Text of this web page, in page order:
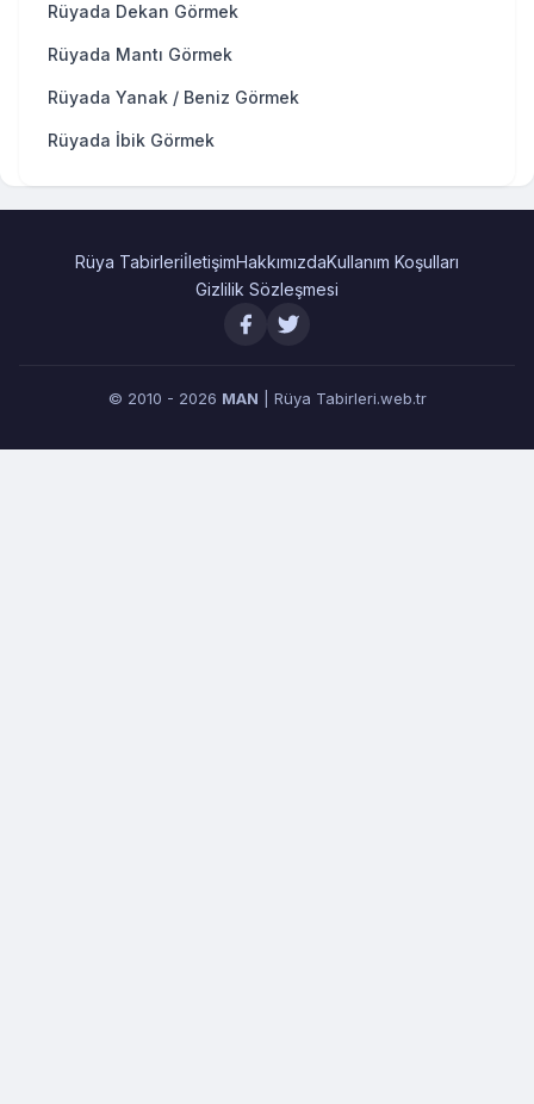
Rüyada Dekan Görmek
Rüyada Mantı Görmek
Rüyada Yanak / Beniz Görmek
Rüyada İbik Görmek
Rüya TabirleriİletişimHakkımızdaKullanım Koşulları
Gizlilik Sözleşmesi
© 2010 - 2026 MAN | Rüya Tabirleri.web.tr